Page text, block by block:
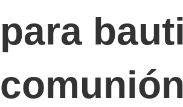
para